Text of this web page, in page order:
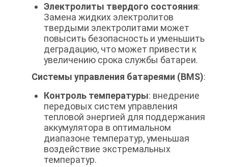
Электролиты твердого состояния:
Замена жидких электролитов
твердыми электролитами может
повысить безопасность и уменьшить
деградацию, что может привести к
увеличению срока службы батареи.
Системы управления батареями (BMS):
Контроль температуры: внедрение
передовых систем управления
тепловой энергией для поддержания
аккумулятора в оптимальном
диапазоне температур, уменьшая
воздействие экстремальных
температур.